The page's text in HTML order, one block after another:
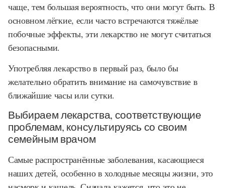
чаще, тем большая вероятность, что они могут быть. В
основном лёгкие, если часто встречаются тяжёлые
побочные эффекты, эти лекарство не могут считаться
безопасными.
Употребляя лекарство в первый раз, было бы
желательно обратить внимание на самочувствие в
ближайшие часы или сутки.
Выбираем лекарства, соответствующие
проблемам, консультируясь со своим
семейным врачом
Самые распространённые заболевания, касающиеся
наших детей, особенно в холодные месяцы жизни, это